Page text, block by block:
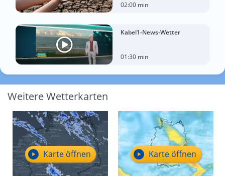
02:00 min
Kabel1-News-Wetter
01:30 min
Weitere Wetterkarten
Karte öffnen Karte öffnen